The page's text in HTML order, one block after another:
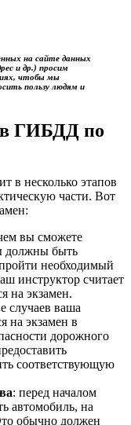
на сайте данных
и др.) просим
чтобы мы
пользу людям и
в ГИБДД по
в несколько этапов
части. Вот
вы сможете
должны быть
необходимый
инструктор считает
на экзамен.
случаев ваша
на экзамен в
дорожного
соответствующую
: перед началом
автомобиль, на
обычно должен